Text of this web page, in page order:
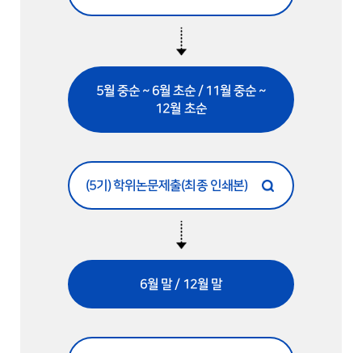
5월 중순 ~ 6월 초순 / 11월 중순 ~
12월 초순
(5기) 학위논문제출(최종 인쇄본)
6월 말 / 12월 말